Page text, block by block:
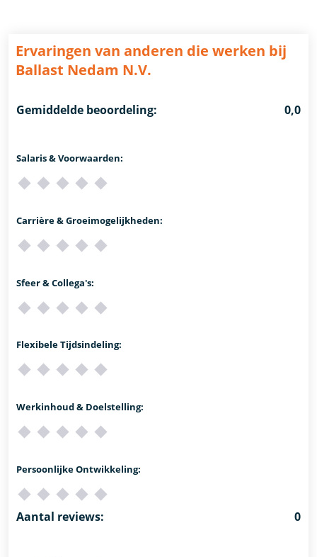
Ervaringen van anderen die werken bij
Ballast Nedam N.V.
Gemiddelde beoordeling: 0,0
Salaris & Voorwaarden:
Carrière & Groeimogelijkheden:
Sfeer & Collega's:
Flexibele Tijdsindeling:
Werkinhoud & Doelstelling:
Persoonlijke Ontwikkeling:
Aantal reviews: 0